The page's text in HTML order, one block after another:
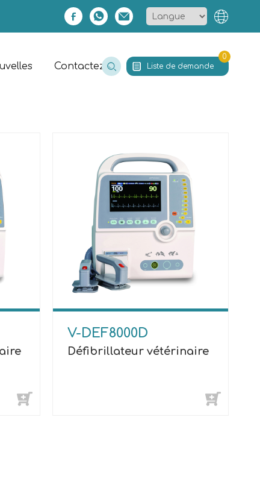
Liste de demande
0
Contactez
V-DEF8000D
Défibrillateur vétérinaire